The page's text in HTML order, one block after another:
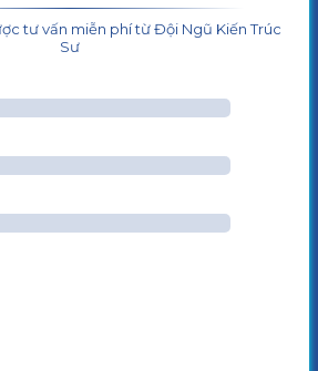
tư vấn miễn phí từ Đội Ngũ Kiến Trúc
Sư